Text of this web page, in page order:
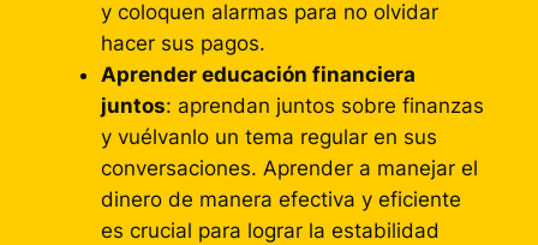
y coloquen alarmas para no olvidar
hacer sus pagos.
Aprender educación financiera
juntos: aprendan juntos sobre finanzas
y vuélvanlo un tema regular en sus
conversaciones. Aprender a manejar el
dinero de manera efectiva y eficiente
es crucial para lograr la estabilidad